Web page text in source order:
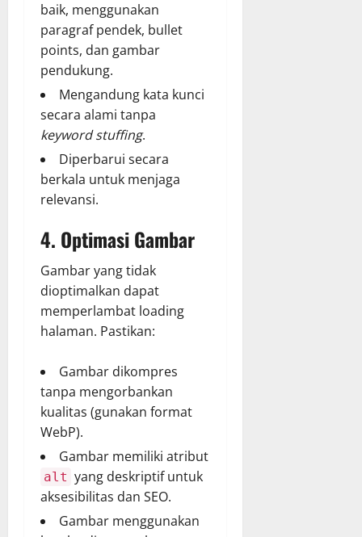
baik, menggunakan
paragraf pendek, bullet
points, dan gambar
pendukung.
Mengandung kata kunci
secara alami tanpa
keyword stuffing.
Diperbarui secara
berkala untuk menjaga
relevansi.
4. Optimasi Gambar
Gambar yang tidak
dioptimalkan dapat
memperlambat loading
halaman. Pastikan:
Gambar dikompres
tanpa mengorbankan
kualitas (gunakan format
WebP).
Gambar memiliki atribut
alt yang deskriptif untuk
aksesibilitas dan SEO.
Gambar menggunakan